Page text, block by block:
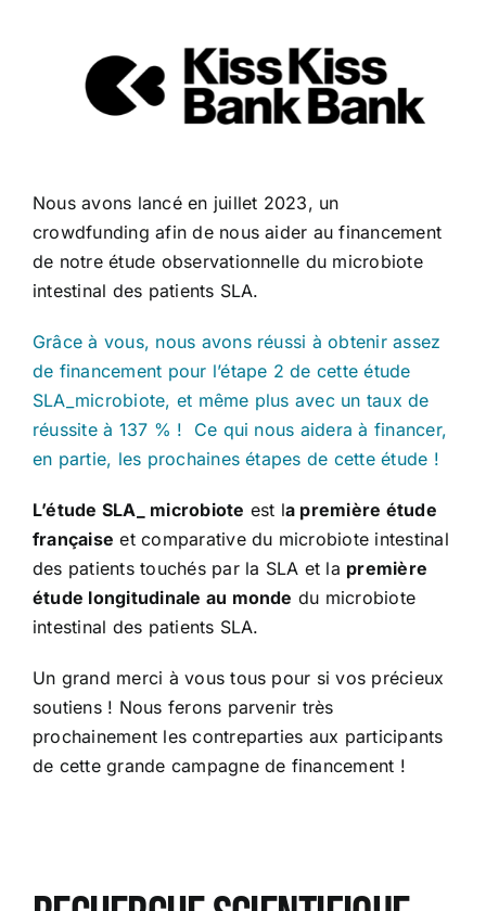
Nous avons lancé en juillet 2023, un
crowdfunding afin de nous aider au financement
de notre étude observationnelle du microbiote
intestinal des patients SLA.
Grâce à vous, nous avons réussi à obtenir assez
de financement pour l’étape 2 de cette étude
SLA_microbiote, et même plus avec un taux de
réussite à 137 % ! Ce qui nous aidera à financer,
en partie, les prochaines étapes de cette étude !
L’étude SLA_ microbiote est la première étude
française et comparative du microbiote intestinal
des patients touchés par la SLA et la première
étude longitudinale au monde du microbiote
intestinal des patients SLA.
Un grand merci à vous tous pour si vos précieux
soutiens ! Nous ferons parvenir très
prochainement les contreparties aux participants
de cette grande campagne de financement !